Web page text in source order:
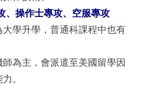
、操作士專攻、空服專攻
學升學，普通科課程中也有
為主，會派遣至美國留學因
。